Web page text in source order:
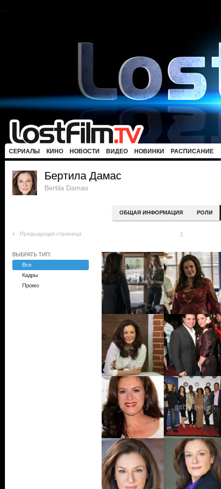
СЕРИАЛЫ КИНО НОВОСТИ ВИДЕО НОВИНКИ РАСПИСАНИЕ
Бертила Дамас
Bertila Damas
ОБЩАЯ ИНФОРМАЦИЯ РОЛИ
Предыдущая страница 1
ВЫБРАТЬ ТИП:
Все
Кадры
Промо